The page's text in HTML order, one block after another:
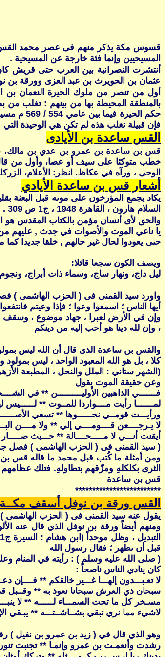
قسوس مكة يذكر منهم فى عصر محمد القس
المسيحيين وإنما فئة خارجة عن المسيحية .
أنتشرت النصرانية بين العرب حتى قريش
عثمان بن الحويرث بن عبد العزى وورقة بن
أول من تنصر من ملوك الحيرة النعمان بن
بالمنطقة المحيطة بها من بينهم : تغلب من
حكم
فإن قبيلة تغلب هذه لم تكن هي الوحيدة
القس ساعدة بن الأيادى
خطب متوكئا على سيف أو عصا، وأول من قال
الوحى ، ورآه في عكاظ. انظر: الأعلام، الزركلي 5/
أشعار قس بن ساعدة الأيادي
يكاد يجمع المؤرخون على موته قبل البعثة
السلام هارون ، القاهرة 1948 ، ج1 ص 309 . ) ( المرجع:العرب قبل الاسلام- سيد القمنى )
والحق لأى أنسان مؤمن بالكتاب المقدس هو
يا ناعي الموت والأصوات في جدث , عليهم من
حتى يعودوا لحال غير حالهم , خلقا جديدا كما
ويصف الكون سجعا قائلا:
ليل داج، ونهار ساج، وسماء ذات أبراج،
واورد سيد القمنى فى ( الحزب الهاشمى ) فصل جذور
أيها الناس ؛ اسمعوا وعوا ؛ فإذا وعيتم
وإن في الأرض لعبرا ، جهاد موضوع ، وسقف
، وإن لله دينا هو أحب إليه من دينكم
و القس بن ساعدة الذى قال أن الله ليس
كلا ، بل هو الله المعبود الواحد ، ليس بمولود
(الشهر ستاني : الملل والنحل ، المطبعة الأزهرية ،
وعن حقيقة الموت يقول
فـــــــي الذاهبين الأوليــــــــــن ** في
لمـــــــا رأيت مــــواردا للمــوت ** لــــــيس
ورأيـــت قومــي نحــــــوها ** تسعي
لا يـرجــــعن قــــومــــي إلي ** ولا مــــن
أيقنت أنـــي لا مـــــحــــالة ** حـــيث صـــــار
( سيد القمنى فى ( الحزب الهاشمى ) فصل جذور
ومن أمثلة ما كُتب قبل محمد ما قاله قس بن
قس بن ساعدة
*************************
القس ورقة بن نوفل أسقف مكــة
يقول عنه سيد القمنى فى ( الحزب الهاشمى )
ومنهم أيضاً ورقة بن نوفل الذي قال عنه
قبل أن تظهر ؛ فقال رسول الله
( صلى الله عليه وسلم ) : رأيته في المنام وعليه
كان ينادي الناس ناصحاً :
لا تعـبـــدون إلهـــا غـــير خالقكم ** فــــإن
سبحان ذي العرش سبحانا نعوذ به ** وقــبل
مسـخر كل ما تحت السمـــاء لــــــه ** لا
لاشيء مما نري تبقي بشــاشــتـــه ** يبـقي
وهو الذي قال في ( زيد بن عمرو بن نفيل )
رشدت وأنعمـت بن عمرو وإنمـا ** تجنبت تنورا